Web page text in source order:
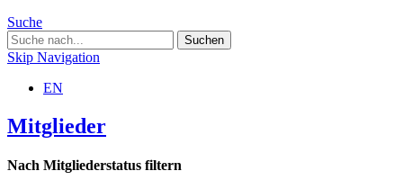
Suche
Skip Navigation
EN
Mitglieder
Nach Mitgliederstatus filtern